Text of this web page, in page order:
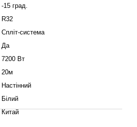
-15 град.
R32
Спліт-система
Да
7200 Вт
20м
Настінний
Білий
Китай